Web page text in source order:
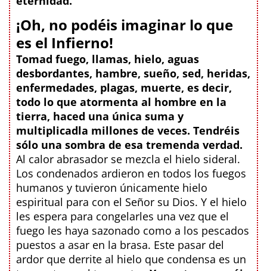
¡Oh, no podéis imaginar lo que
es el Infierno!
Tomad fuego, llamas, hielo, aguas
desbordantes, hambre, sueño, sed, heridas,
enfermedades, plagas, muerte, es decir,
todo lo que atormenta al hombre en la
tierra, haced una única suma y
multiplicadla millones de veces. Tendréis
sólo una sombra de esa tremenda verdad.
Al calor abrasador se mezcla el hielo sideral.
Los condenados ardieron en todos los fuegos
humanos y tuvieron únicamente hielo
espiritual para con el Señor su Dios. Y el hielo
les espera para congelarles una vez que el
fuego les haya sazonado como a los pescados
puestos a asar en la brasa. Este pasar del
ardor que derrite al hielo que condensa es un